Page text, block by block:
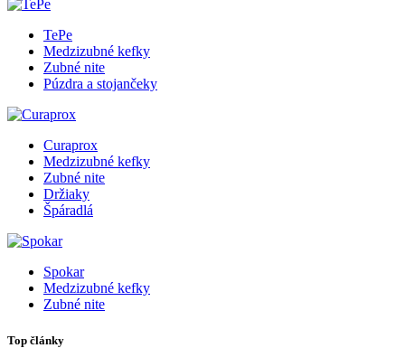
TePe
Medzizubné kefky
Zubné nite
Púzdra a stojančeky
Curaprox
Medzizubné kefky
Zubné nite
Držiaky
Špáradlá
Spokar
Medzizubné kefky
Zubné nite
Top články